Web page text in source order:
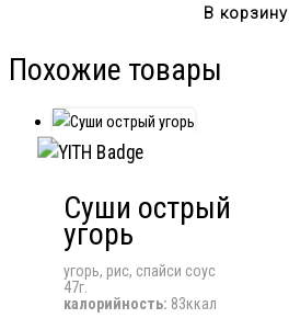
В корзину
Похожие товары
Суши острый
угорь
угорь, рис, спайси соус
47г.
калорийность: 83ккал